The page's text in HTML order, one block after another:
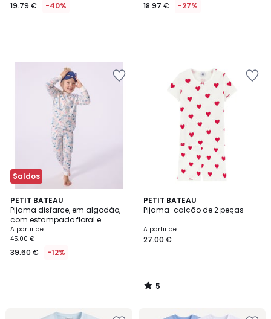
19.79 € -40% 18.97 € -27%
Saldos
PETIT BATEAU
Pijama disfarce, em algodão,
com estampado floral e
animal
A partir de
45.00 €
39.60 € -12%
PETIT BATEAU
Pijama-calção de 2 peças
A partir de
27.00 €
5
/
5
/